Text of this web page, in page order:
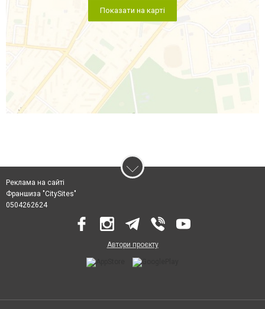
Показати на карті
Реклама на сайті
Франшиза "CitySites"
0504262624
Автори проєкту